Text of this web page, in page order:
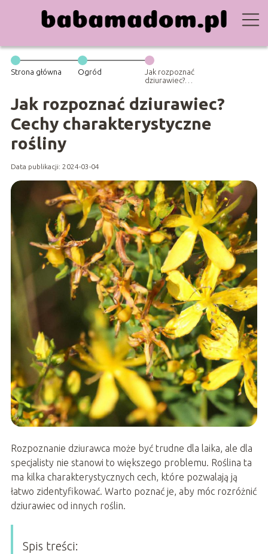
Strona główna Ogród
Jak rozpoznać
dziurawiec?
charakterystyczne
rośliny
Jak rozpoznać dziurawiec?
Cechy charakterystyczne
rośliny
Data publikacji: 2024-03-04
Rozpoznanie dziurawca może być trudne dla laika, ale dla
specjalisty nie stanowi to większego problemu. Roślina ta
ma kilka charakterystycznych cech, które pozwalają ją
łatwo zidentyfikować. Warto poznać je, aby móc rozróżnić
dziurawiec od innych roślin.
Spis treści: